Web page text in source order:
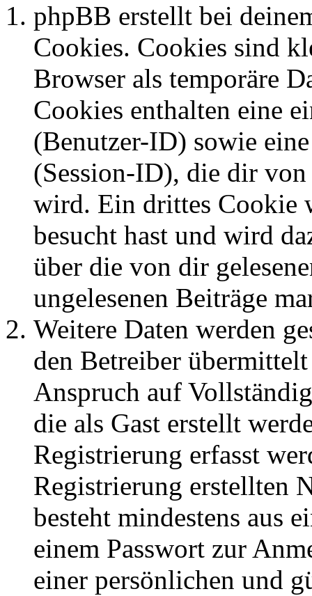
phpBB erstellt bei
Cookies. Cookies sind
Browser als temporäre
Cookies enthalten eine
(Benutzer-ID) sowie
(Session-ID), die dir
wird. Ein drittes Cookie
besucht hast und wird
über die von dir
ungelesenen Beiträge
Weitere Daten werden
den Betreiber
Anspruch auf
die als Gast erstellt
Registrierung erfasst
Registrierung erstellten
besteht mindestens aus
einem Passwort zur
einer persönlichen und